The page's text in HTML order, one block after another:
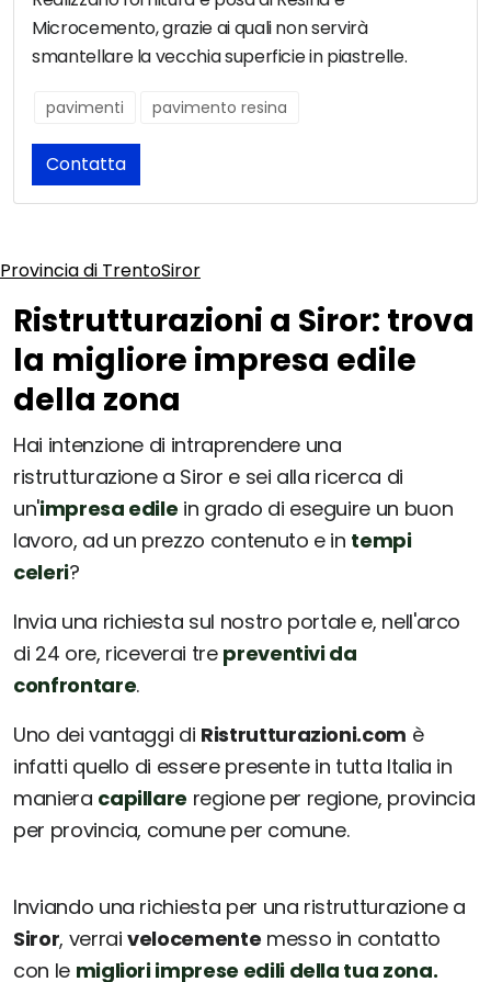
Microcemento, grazie ai quali non servirà
smantellare la vecchia superficie in piastrelle.
pavimenti pavimento resina
Contatta
Provincia di TrentoSiror
Ristrutturazioni a Siror: trova
la migliore impresa edile
della zona
Hai intenzione di intraprendere una
ristrutturazione a Siror e sei alla ricerca di
un'impresa edile in grado di eseguire un buon
lavoro, ad un prezzo contenuto e in tempi
celeri?
Invia una richiesta sul nostro portale e, nell'arco
di 24 ore, riceverai tre preventivi da
confrontare.
Uno dei vantaggi di Ristrutturazioni.com è
infatti quello di essere presente in tutta Italia in
maniera capillare regione per regione, provincia
per provincia, comune per comune.
Inviando una richiesta per una ristrutturazione a
Siror, verraivelocemente messo in contatto
con le migliori imprese edili della tua zona.